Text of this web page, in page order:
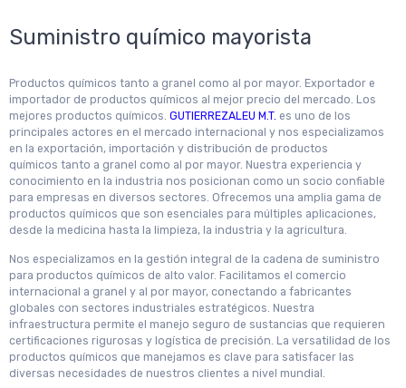
Suministro químico mayorista
Productos químicos tanto a granel como al por mayor. Exportador e
importador de productos químicos al mejor precio del mercado. Los
mejores productos químicos. GUTIERREZALEU M.T. es uno de los
principales actores en el mercado internacional y nos especializamos
en la exportación, importación y distribución de productos
químicos tanto a granel como al por mayor. Nuestra experiencia y
conocimiento en la industria nos posicionan como un socio confiable
para empresas en diversos sectores. Ofrecemos una amplia gama de
productos químicos que son esenciales para múltiples aplicaciones,
desde la medicina hasta la limpieza, la industria y la agricultura.
Nos especializamos en la gestión integral de la cadena de suministro
para productos químicos de alto valor. Facilitamos el comercio
internacional a granel y al por mayor, conectando a fabricantes
globales con sectores industriales estratégicos. Nuestra
infraestructura permite el manejo seguro de sustancias que requieren
certificaciones rigurosas y logística de precisión. La versatilidad de los
productos químicos que manejamos es clave para satisfacer las
diversas necesidades de nuestros clientes a nivel mundial.